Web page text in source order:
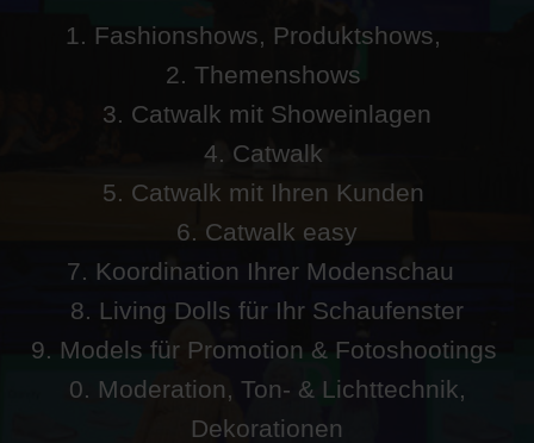
1. Fashionshows, Produktshows,
2. Themenshows
3. Catwalk mit Showeinlagen
4. Catwalk
5. Catwalk mit Ihren Kunden
6. Catwalk easy
7. Koordination Ihrer Modenschau
8. Living Dolls für Ihr Schaufenster
9. Models für Promotion & Fotoshootings
0. Moderation, Ton- & Lichttechnik,
Dekorationen